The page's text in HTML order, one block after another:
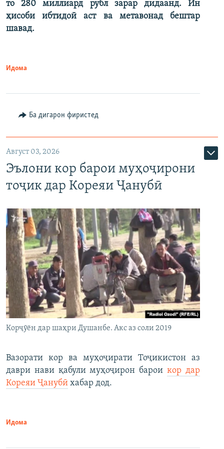
то 280 миллиард рубл зарар дидаанд. Ин
ҳисоби ибтидоӣ аст ва метавонад бештар
шавад.
Идома
Ба дигарон фиристед
Август 03, 2026
Эълони кор барои муҳоҷирони
тоҷик дар Кореяи Ҷанубӣ
Корҷӯён дар шаҳри Душанбе. Акс аз соли 2019
Вазорати кор ва муҳоҷирати Тоҷикистон аз
даври нави қабули муҳоҷирон бароикор дар
Кореяи Ҷанубӣ хабар дод.
Идома